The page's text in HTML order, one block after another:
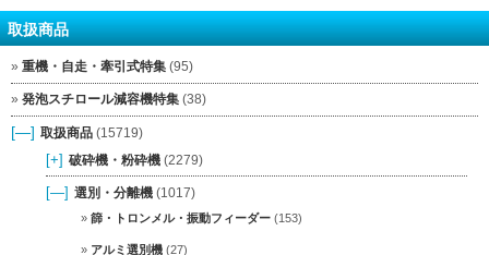
取扱商品
重機・自走・牽引式特集 (95)
発泡スチロール減容機特集 (38)
[—] 取扱商品 (15719)
[+] 破砕機・粉砕機 (2279)
[—] 選別・分離機 (1017)
篩・トロンメル・振動フィーダー (153)
アルミ選別機 (27)